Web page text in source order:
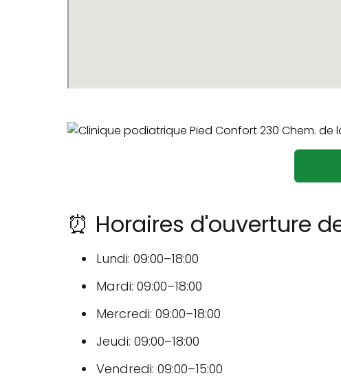
⏰ Horaires d'ouverture
Lundi: 09:00–18:00
Mardi: 09:00–18:00
Mercredi: 09:00–18:00
Jeudi: 09:00–18:00
Vendredi: 09:00–15:00